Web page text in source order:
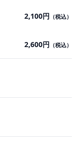
2,100円 （税込）
2,600円 （税込）